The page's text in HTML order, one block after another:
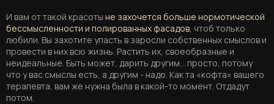
И вам от такой красоты не захочется больше нормотической
бессмысленности и полированных фасадов, чтоб только
любили. Вы захотите упасть в заросли собственных смыслов и
провести в них всю жизнь. Растить их, своеобразные и
неидеальные. Быть может, дарить другим… просто, потому
что у вас смыслы есть, а другим - надо. Как та «кофта» вашего
терапевта, вам же нужна была в какой-то момент. Отдадут
потом.